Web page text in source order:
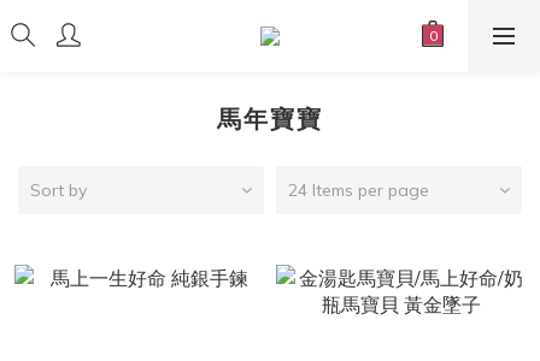
馬年寶寶
Sort by 24 Items per page